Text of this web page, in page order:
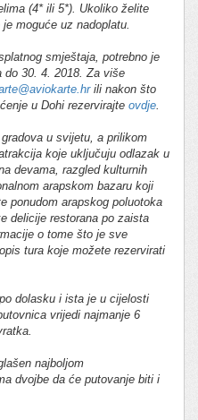
(4* ili 5*). Ukoliko želite
moguće uz nadoplatu.
smještaja, potrebno je
do 30. 4. 2018. Za više
ili nakon što
u Dohi rezervirajte ovdje
u svijetu, a prilikom
koje uključuju odlazak u
devama, razgled kulturnih
arapskom bazaru koji
ponudom arapskog poluotoka
delicije restorana po zaista
o tome što je sve
tura koje možete rezervirati
dolasku i ista je u cijelosti
vrijedi najmanje 6
najboljom
dvojbe da će putovanje biti i